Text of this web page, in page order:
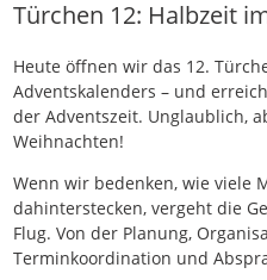
Türchen 12: Halbzeit
Heute öffnen wir das 12.
Adventskalenders – und
der Adventszeit. Unglaublich,
Weihnachten!
Wenn wir bedenken, wie viele
dahinterstecken, vergeht die
Flug. Von der Planung,
Terminkoordination und